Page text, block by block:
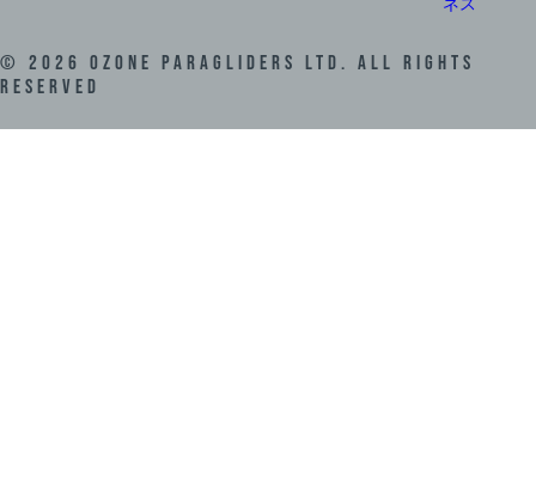
© 2026 Ozone Paragliders LTD. All Rights
Reserved